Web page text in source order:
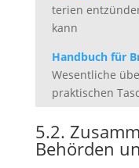
te­rien
kann
Handbuch für
Wesentliche
praktischen
5.2.
Behörden